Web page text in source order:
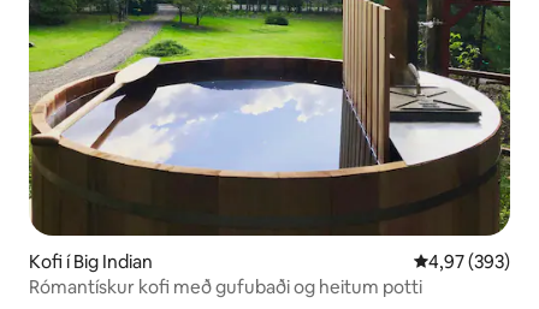
Kofi í Big Indian 4,97 af 5 í
4,97 (393)
Rómantískur kofi með gufubaði og heitum potti